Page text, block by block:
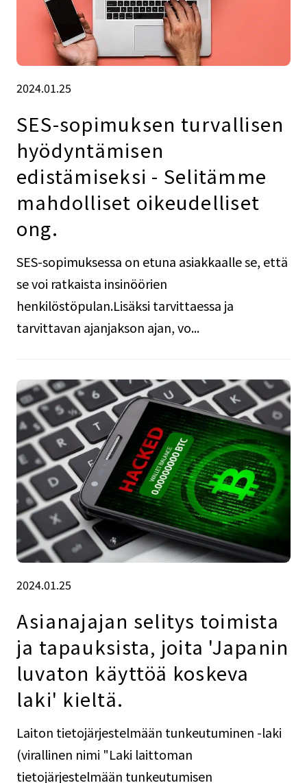
2024.01.25
SES-sopimuksen turvallisen
hyödyntämisen
edistämiseksi - Selitämme
mahdolliset oikeudelliset
ong.
SES-sopimuksessa on etuna asiakkaalle se, että
se voi ratkaista insinöörien
henkilöstöpulan.Lisäksi tarvittaessa ja
tarvittavan ajanjakson ajan, vo...
2024.01.25
Asianajajan selitys toimista
ja tapauksista, joita 'Japanin
luvaton käyttöä koskeva
laki' kieltä.
Laiton tietojärjestelmään tunkeutuminen -laki
(virallinen nimi "Laki laittoman
tietojärjestelmään tunkeutumisen